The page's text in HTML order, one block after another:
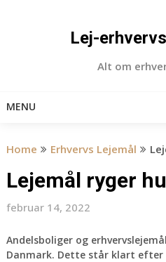
Lej-
Alt om
MENU
Home Erhvervs Lejemål
Lejemål ryger
februar 14, 2022
Andelsboliger og
Danmark. Dette står klart efter